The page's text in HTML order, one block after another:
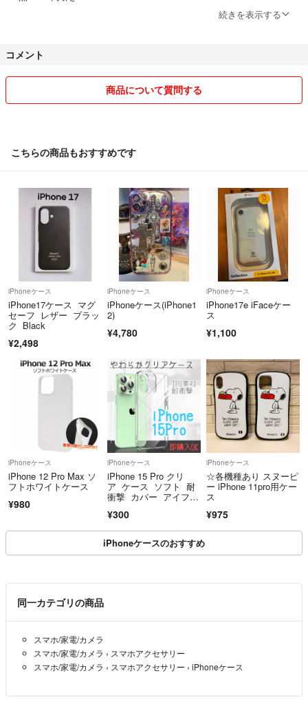
#キーホルダー付き #落下防止 #ストレス解散 #お揃い #カップル #ペ
#韓国 #可愛い #おしゃれ #携帯ケース #カバー #スマホ #落下
購入前コメントをお願い致します♡(*ᴗˬᴗ)
✿ ✿ εїз ✿ ✿ ✿ εїз ✿ ✿
評価前、何かございましたら、
誠実に対応させて頂きますので、必ずご連絡頂けますようにお願いいた
どうぞよろしくお願い致します。
✿ ✿ εїз ✿ ✿ ✿ εїз ✿ ✿
【発送について】
商品は全て在庫がございます。
海外の実店舗を経営しており多忙のため、
発送は10日から14日を頂いておりますm(_ _)m
（可能の限り早めに発送するように心掛けております）
ご不便をおかけしますが、何卒どうぞよろしくお願いします。ご理解の
上、ご購入お願いいたします♡
……………………………………
………SECRET RABBIT………
♡同じ商品画像を使用している出品者がおりますが製造元が異なります
ので品質に違いがあり別商品です。
♡発送につきましては、商品の性質上厚みがありますので圧縮し厚みを
抑えての発送になります。 織じわ等が着く場合がございます。ご理解
をお願い致します。
販売できないものもありますのでお早めにご検討ください。
続きを表示する
コメント
商品について質問する
こちらの商品もおすすめです
iPhoneケース
iPhone17ケース マグ
セーフ レザー ブラッ
ク Black
¥2,498
iPhoneケース
iPhoneケース(iPhone1
2)
¥4,780
iPhoneケース
iPhone17e iFaceケー
ス
¥1,100
iPhoneケース
iPhone 12 Pro Max ソ
フトホワイトケース
¥980
iPhoneケース
iPhone 15 Pro クリ
ア ケース ソフト 耐
衝撃 カバー アイフォ
¥300
iPhoneケース
☆各機種あり スヌーピ
ー iPhone 11pro用ケー
ス
¥975
iPhoneケースのおすすめ
同一カテゴリの商品
スマホ/家電/カメラ
スマホ/家電/カメラ › スマホアクセサリー
スマホ/家電/カメラ › スマホアクセサリー › iPhoneケース